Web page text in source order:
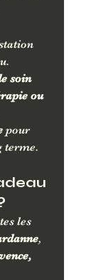
soin
ou
pour
terme.
les
,